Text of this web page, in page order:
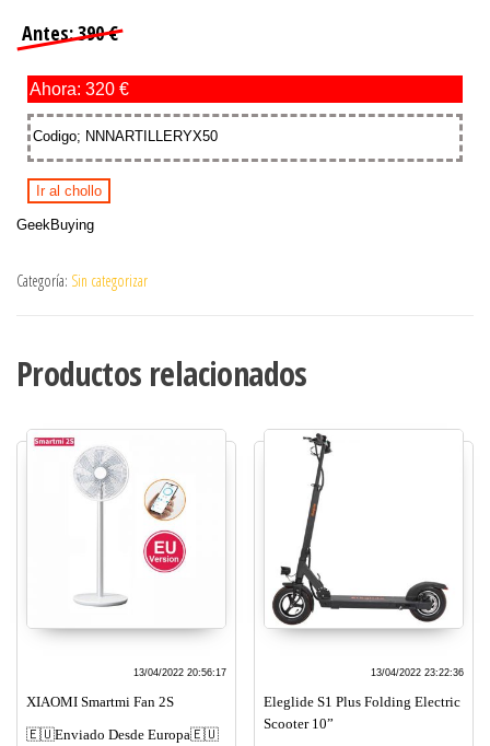
Antes: 390 €
Ahora: 320 €
Codigo; NNNARTILLERYX50
Ir al chollo
GeekBuying
Categoría: Sin categorizar
Productos relacionados
13/04/2022 20:56:17
XIAOMI Smartmi Fan 2S
🇪🇺Enviado Desde Europa🇪🇺
13/04/2022 23:22:36
Eleglide S1 Plus Folding Electric
Scooter 10”